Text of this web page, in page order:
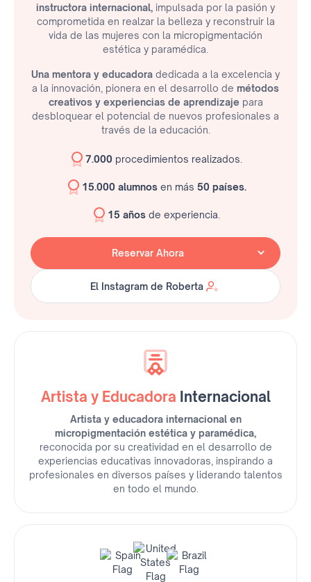
Artista y Educadora Internacional
Artista y educadora internacional en
micropigmentación estética y paramédica,
reconocida por su creatividad en el desarrollo de
experiencias educativas innovadoras, inspirando a
profesionales en diversos países y liderando talentos
en todo el mundo.
instructora internacional, impulsada por la pasión y
comprometida en realzar la belleza y reconstruir la
vida de las mujeres con la micropigmentación
estética y paramédica.
Una mentora y educadora dedicada a la excelencia y
a la innovación, pionera en el desarrollo de métodos
creativos y experiencias de aprendizaje para
desbloquear el potencial de nuevos profesionales a
través de la educación.
7.000 procedimientos realizados.
15.000 alumnosen más 50 países.
15 años de experiencia.
Reservar Ahora
El Instagram de Roberta
El Instagram de Roberta